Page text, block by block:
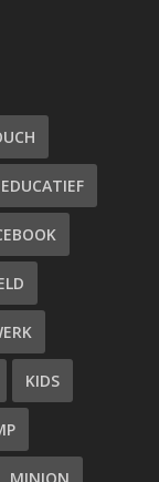
EDUCATIEF
KIDS